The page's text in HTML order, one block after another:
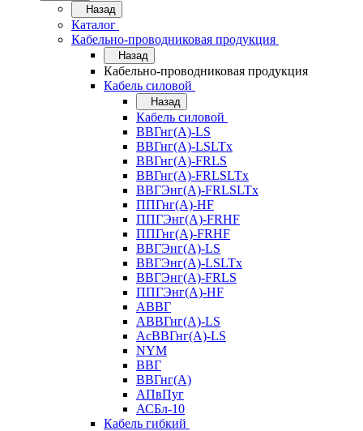
Назад
Каталог
Кабельно-проводниковая продукция
Назад
Кабельно-проводниковая продукция
Кабель силовой
Назад
Кабель силовой
ВВГнг(А)-LS
ВВГнг(А)-LSLTx
ВВГнг(А)-FRLS
ВВГнг(А)-FRLSLTx
ВВГЭнг(А)-FRLSLTx
ППГнг(А)-HF
ППГЭнг(А)-FRHF
ППГнг(А)-FRHF
ВВГЭнг(А)-LS
ВВГЭнг(А)-LSLTx
ВВГЭнг(А)-FRLS
ППГЭнг(А)-HF
АВВГ
АВВГнг(А)-LS
АсВВГнг(А)-LS
NYM
ВВГ
ВВГнг(А)
АПвПуг
АСБл-10
Кабель гибкий